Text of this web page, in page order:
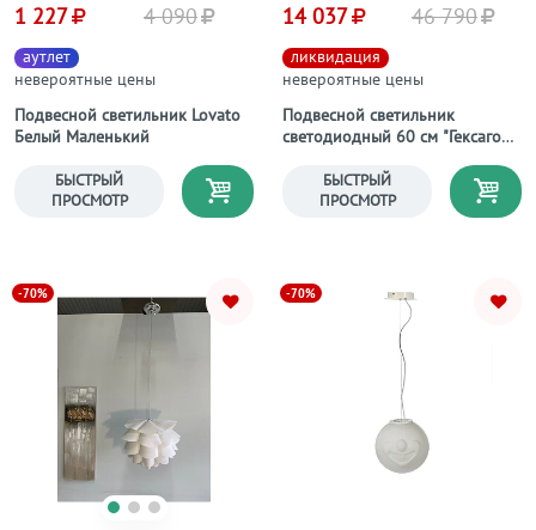
Подвесной светильник Lovato
Белый Маленький
аутлет
невероятные цены
1 227 4 090
БЫСТРЫЙ
ПРОСМОТР
Подвесной светильник
светодиодный 60 см "Гексагон"
ликвидация
невероятные цены
14 037 46 790
БЫСТРЫЙ
ПРОСМОТР
-70% -70%